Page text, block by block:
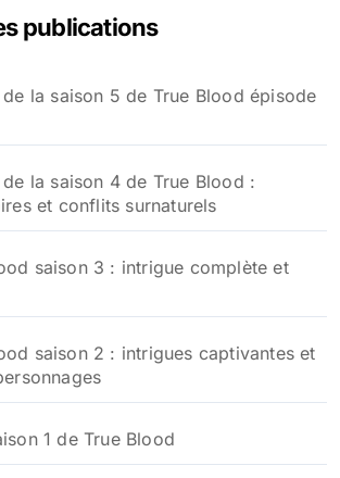
publications
de la saison 5 de True Blood épisode
la saison 4 de True Blood :
et conflits surnaturels
saison 3 : intrigue complète et
saison 2 : intrigues captivantes et
1 de True Blood